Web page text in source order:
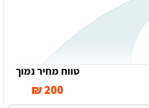
טווח מחיר נמוך
200 ₪